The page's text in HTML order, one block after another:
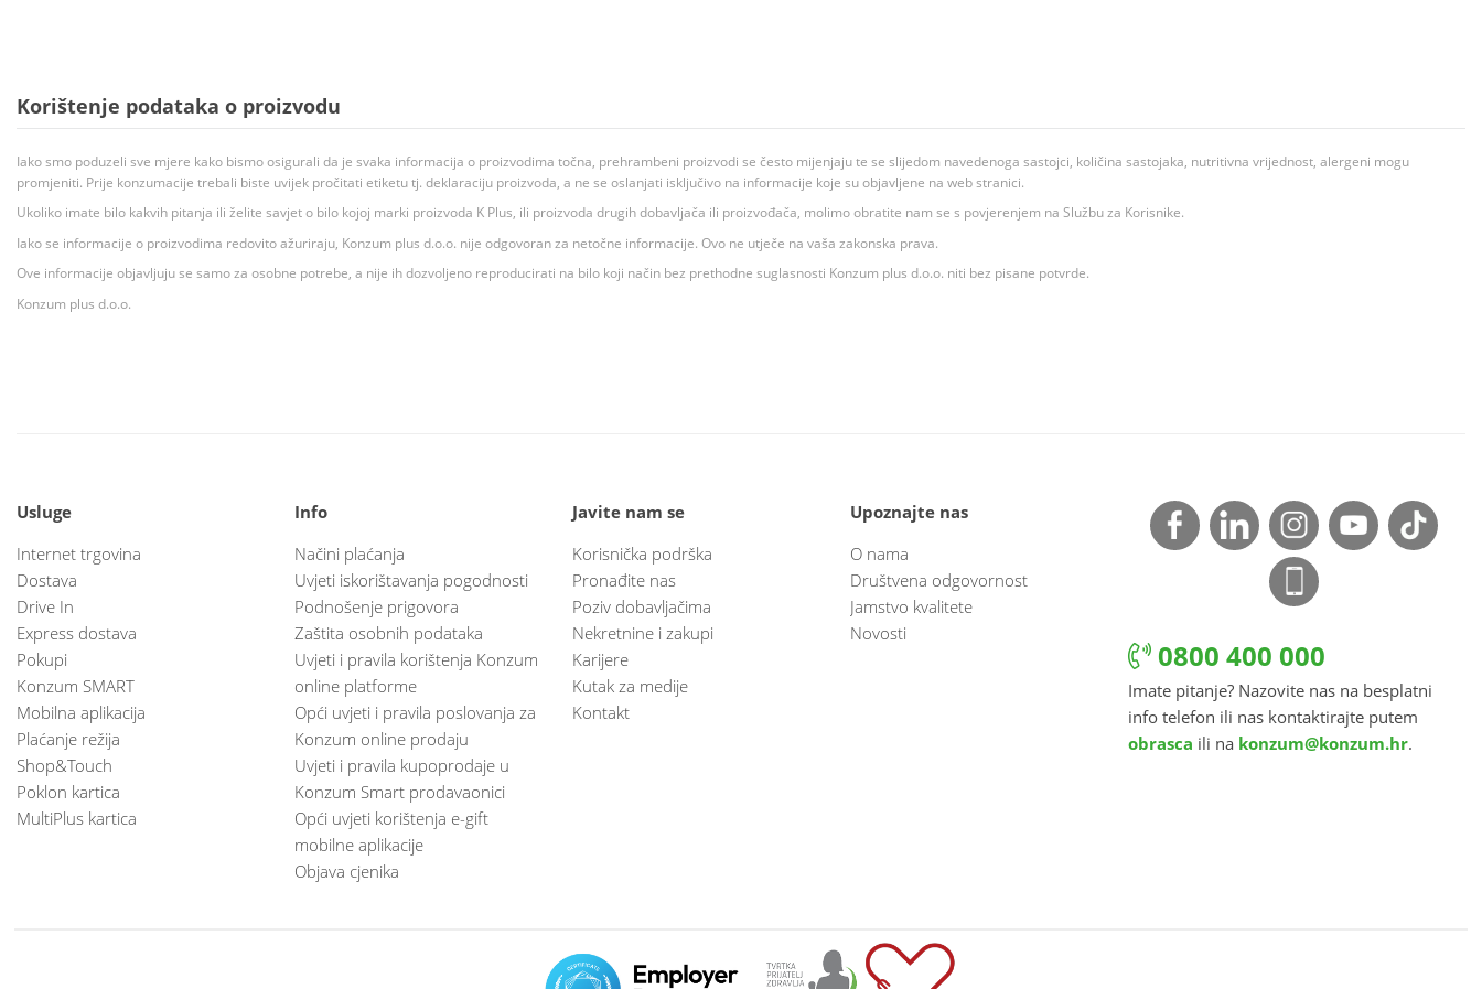
Korištenje podataka o proizvodu
Iako smo poduzeli sve mjere kako bismo osigurali da je svaka informacija o proizvodima točna, prehrambeni proizvodi se često mijenjaju te se slijedom navedenoga sastojci, količina sastojaka, nutritivna vrijednost, alergeni mogu
promjeniti. Prije konzumacije trebali biste uvijek pročitati etiketu tj. deklaraciju proizvoda, a ne se oslanjati isključivo na informacije koje su objavljene na web stranici.
Ukoliko imate bilo kakvih pitanja ili želite savjet o bilo kojoj marki proizvoda K Plus, ili proizvoda drugih dobavljača ili proizvođača, molimo obratite nam se s povjerenjem na Službu za Korisnike.
Iako se informacije o proizvodima redovito ažuriraju, Konzum plus d.o.o. nije odgovoran za netočne informacije. Ovo ne utječe na vaša zakonska prava.
Ove informacije objavljuju se samo za osobne potrebe, a nije ih dozvoljeno reproducirati na bilo koji način bez prethodne suglasnosti Konzum plus d.o.o. niti bez pisane potvrde.
Konzum plus d.o.o.
Usluge
Internet trgovina
Dostava
Drive In
Express dostava
Pokupi
Konzum SMART
Mobilna aplikacija
Plaćanje režija
Shop&Touch
Poklon kartica
MultiPlus kartica
Info
Načini plaćanja
Uvjeti iskorištavanja pogodnosti
Podnošenje prigovora
Zaštita osobnih podataka
Uvjeti i pravila korištenja Konzum
online platforme
Opći uvjeti i pravila poslovanja za
Konzum online prodaju
Uvjeti i pravila kupoprodaje u
Konzum Smart prodavaonici
Opći uvjeti korištenja e-gift
mobilne aplikacije
Objava cjenika
Javite nam se
Korisnička podrška
Pronađite nas
Poziv dobavljačima
Nekretnine i zakupi
Karijere
Kutak za medije
Kontakt
Upoznajte nas
O nama
Društvena odgovornost
Jamstvo kvalitete
Novosti
0800 400 000
Imate pitanje? Nazovite nas na besplatni
info telefon ili nas kontaktirajte putem
obrasca ili na konzum@konzum.hr.